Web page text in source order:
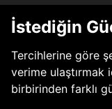
İstediğin
Tercihlerine göre
verime
birbirinden farklı